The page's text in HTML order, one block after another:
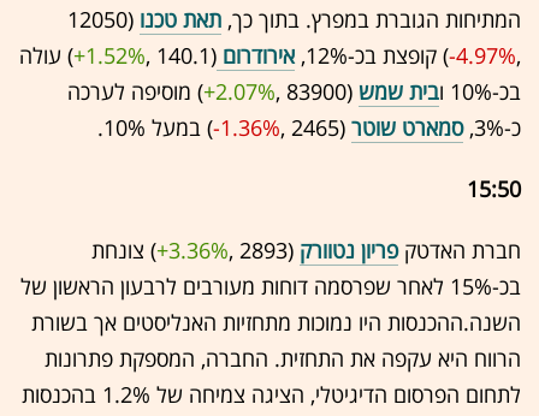
המתיחות הגוברת במפרץ. בתוך כך, תאת טכנו (12050
,‎
-4.97%‏) קופצת בכ-12%, אירודרום (140.1 ,‎
+1.52%‏) עולה
בכ-10% ו
בית שמש (83900 ,‎
+2.07%‏) מוסיפה לערכה
כ-3%,
סמארט שוטר (2465 ,‎
-1.36%‏) במעל 10%.
15:50
חברת האדטקפריון נטוורק (2893 ,‎
+3.36%‏) צונחת
בכ-15% לאחר שפרסמה דוחות מעורבים לרבעון הראשון של
השנה.ההכנסות היו נמוכות מתחזיות האנליסטים אך בשורת
הרווח היא עקפה את התחזית. החברה, המספקת פתרונות
לתחום הפרסום הדיגיטלי, הציגה צמיחה של 1.2% בהכנסות